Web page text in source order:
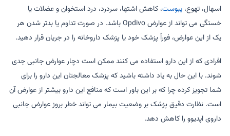
اسهال، تهوع،یبوست، کاهش اشتها، سردرد، درد استخوان و عضلات یا
خستگی می تواند از عوارض Opdivo باشد. در صورت تداوم یا بدتر شدن هر
یک از این عوارض، فوراً پزشک خود یا پزشک داروخانه را در جریان قرار دهید.
افرادی که از این دارو استفاده می کنند ممکن است دچار عوارض جانبی جدی
شوند. با این حال به یاد داشته باشید که پزشک معالجتان این دارو را برای
شما تجویز کرده چرا که بر این باور است که منافع این دارو بیشتر از عوارض آن
است. نظارت دقیق پزشک بر وضعیت بیمار می تواند خطر بروز عوارض جانبی
داروی اپدیوو را کاهش دهد.